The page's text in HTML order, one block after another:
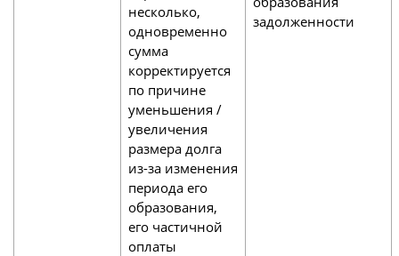
несколько,
одновременно
сумма
корректируется
по причине
уменьшения /
увеличения
размера долга
из-за изменения
периода его
образования,
его частичной
оплаты
задолженности